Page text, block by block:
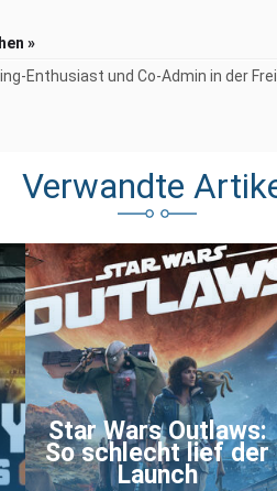
»
Enthusiast und Co-Admin in der
Verwandte
Star Wars Outlaws:
So schlecht lief der
Launch